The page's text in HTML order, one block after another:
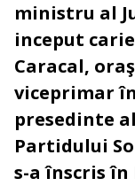
ministru al
inceput
Caracal,
viceprimar
presedinte
Partidului
s-a înscris în